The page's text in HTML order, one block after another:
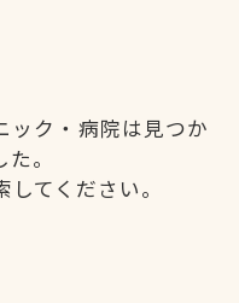
ック・病院は見つか
。
てください。